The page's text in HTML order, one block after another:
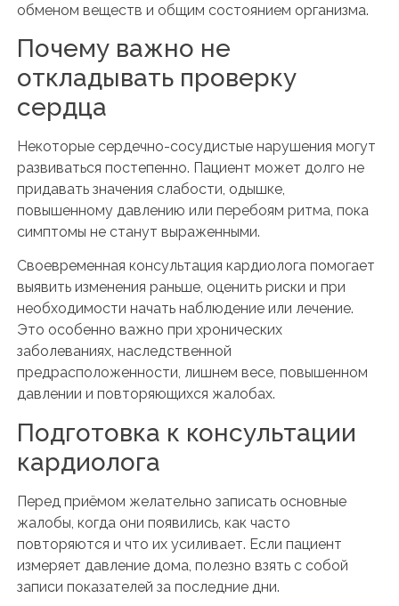
обменом веществ и общим состоянием организма.
Почему важно не
откладывать проверку
сердца
Некоторые сердечно-сосудистые нарушения могут
развиваться постепенно. Пациент может долго не
придавать значения слабости, одышке,
повышенному давлению или перебоям ритма, пока
симптомы не станут выраженными.
Своевременная консультация кардиолога помогает
выявить изменения раньше, оценить риски и при
необходимости начать наблюдение или лечение.
Это особенно важно при хронических
заболеваниях, наследственной
предрасположенности, лишнем весе, повышенном
давлении и повторяющихся жалобах.
Подготовка к консультации
кардиолога
Перед приёмом желательно записать основные
жалобы, когда они появились, как часто
повторяются и что их усиливает. Если пациент
измеряет давление дома, полезно взять с собой
записи показателей за последние дни.